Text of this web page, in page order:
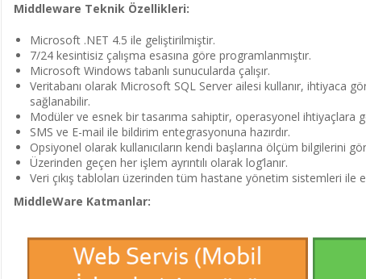
Middleware Teknik Özellikleri:
Microsoft .NET 4.5 ile geliştirilmiştir.
7/24 kesintisiz çalışma esasına göre programlanmıştır.
Microsoft Windows tabanlı sunucularda çalışır.
Veritabanı olarak Microsoft SQL Server ailesi kullanır, ihtiyaca
sağlanabilir.
Modüler ve esnek bir tasarıma sahiptir, operasyonel ihtiyaçlara
SMS ve E-mail ile bildirim entegrasyonuna hazırdır.
Opsiyonel olarak kullanıcıların kendi başlarına ölçüm bilgilerini
Üzerinden geçen her işlem ayrıntılı olarak log’lanır.
Veri çıkış tabloları üzerinden tüm hastane yönetim sistemleri ile
MiddleWare Katmanlar: